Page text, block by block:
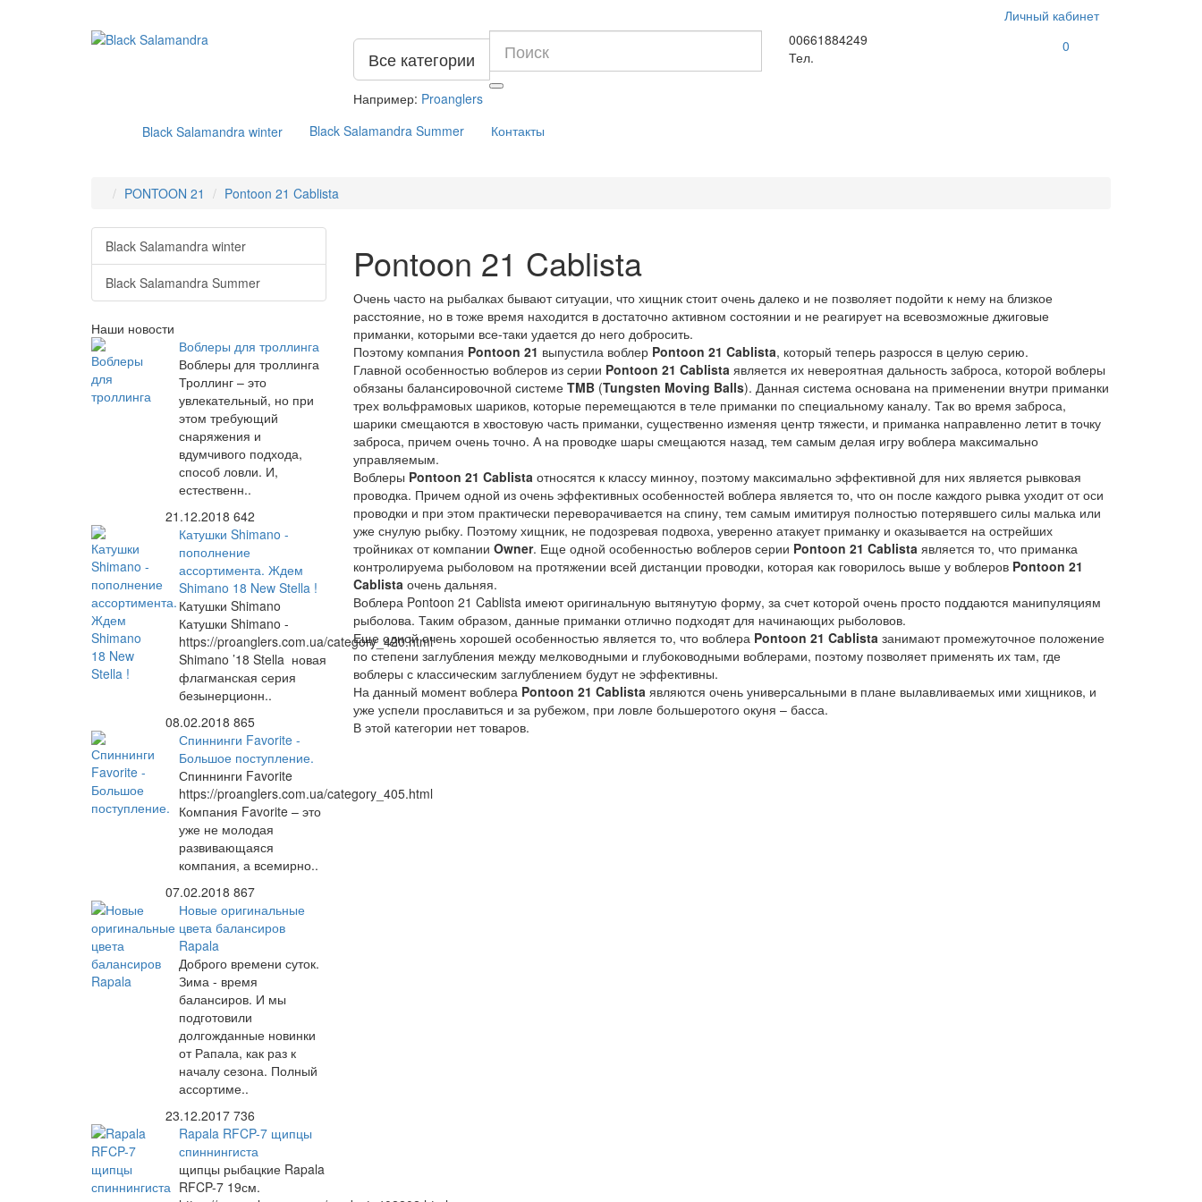
Личный кабинет
00661884249
Тел.
0
Все категории
Например: Proanglers
Black Salamandra winter
Black Salamandra Summer Контакты
PONTOON 21 Pontoon 21 Cablista
Black Salamandra winter
Black Salamandra Summer
Наши новости
Воблеры для троллинга
Воблеры для троллинга
Троллинг – это
увлекательный, но при
этом требующий
снаряжения и
вдумчивого подхода,
способ ловли. И,
естественн..
21.12.2018 642
Катушки Shimano -
пополнение
ассортимента. Ждем
Shimano 18 New Stella !
Катушки Shimano
Катушки Shimano -
https://proanglers.com.ua/category_420.html
Shimano ’18 Stella новая
флагманская серия
безынерционн..
08.02.2018 865
Спиннинги Favorite -
Большое поступление.
Спиннинги Favorite
https://proanglers.com.ua/category_405.html
Компания Favorite – это
уже не молодая
развивающаяся
компания, а всемирно..
07.02.2018 867
Новые оригинальные
цвета балансиров
Rapala
Доброго времени суток.
Зима - время
балансиров. И мы
подготовили
долгожданные новинки
от Рапала, как раз к
началу сезона. Полный
ассортиме..
23.12.2017 736
Rapala RFCP-7 щипцы
спиннингиста
щипцы рыбацкие Rapala
RFCP-7 19см.
Pontoon 21 Cablista
Очень часто на рыбалках бывают ситуации, что хищник стоит очень далеко и не позволяет подойти к нему на близкое
расстояние, но в тоже время находится в достаточно активном состоянии и не реагирует на всевозможные джиговые
приманки, которыми все-таки удается до него добросить.
Поэтому компания Pontoon 21 выпустила воблер Pontoon 21 Cablista, который теперь разросся в целую серию.
Главной особенностью воблеров из серии Pontoon 21 Cablistaявляется их невероятная дальность заброса, которой воблеры
обязаны балансировочной системе TMB (Tungsten Moving Balls). Данная система основана на применении внутри приманки
трех вольфрамовых шариков, которые перемещаются в теле приманки по специальному каналу. Так во время заброса,
шарики смещаются в хвостовую часть приманки, существенно изменяя центр тяжести, и приманка направленно летит в точку
заброса, причем очень точно. А на проводке шары смещаются назад, тем самым делая игру воблера максимально
управляемым.
Воблеры Pontoon 21 Cablistaотносятся к классу минноу, поэтому максимально эффективной для них является рывковая
проводка. Причем одной из очень эффективных особенностей воблера является то, что он после каждого рывка уходит от оси
проводки и при этом практически переворачивается на спину, тем самым имитируя полностью потерявшего силы малька или
уже снулую рыбку. Поэтому хищник, не подозревая подвоха, уверенно атакует приманку и оказывается на острейших
тройниках от компании Owner. Еще одной особенностью воблеров серии Pontoon 21 Cablistaявляется то, что приманка
контролируема рыболовом на протяжении всей дистанции проводки, которая как говорилось выше у воблеров Pontoon 21
Cablista очень дальняя.
Воблера Pontoon 21 Cablista имеют оригинальную вытянутую форму, за счет которой очень просто поддаются манипуляциям
рыболова. Таким образом, данные приманки отлично подходят для начинающих рыболовов.
Еще одной очень хорошей особенностью является то, что воблера Pontoon 21 Cablistaзанимают промежуточное положение
по степени заглубления между мелководными и глубоководными воблерами, поэтому позволяет применять их там, где
воблеры с классическим заглублением будут не эффективны.
На данный момент воблераPontoon 21 Cablistaявляются очень универсальными в плане вылавливаемых ими хищников, и
уже успели прославиться и за рубежом, при ловле большеротого окуня – басса.
В этой категории нет товаров.